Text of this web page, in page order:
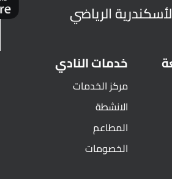
الرياضي
خدمات النادي
مركز الخدمات
الانشطة
المطاعم
الخصومات